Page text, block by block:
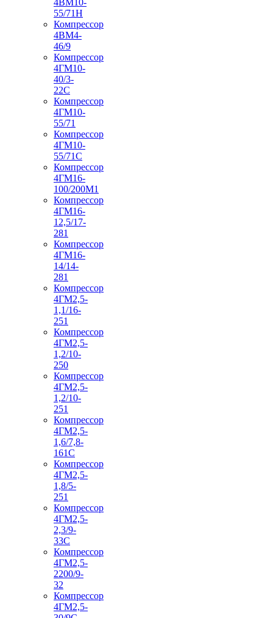
55/71Н
Компрессор
4ВМ4-
46/9
Компрессор
4ГМ10-
40/3-
22С
Компрессор
4ГМ10-
55/71
Компрессор
4ГМ10-
55/71С
Компрессор
4ГМ16-
100/200М1
Компрессор
4ГМ16-
12,5/17-
281
Компрессор
4ГМ16-
14/14-
281
Компрессор
4ГМ2,5-
1,1/16-
251
Компрессор
4ГМ2,5-
1,2/10-
250
Компрессор
4ГМ2,5-
1,2/10-
251
Компрессор
4ГМ2,5-
1,6/7,8-
161С
Компрессор
4ГМ2,5-
1,8/5-
251
Компрессор
4ГМ2,5-
2,3/9-
33С
Компрессор
4ГМ2,5-
2200/9-
32
Компрессор
4ГМ2,5-